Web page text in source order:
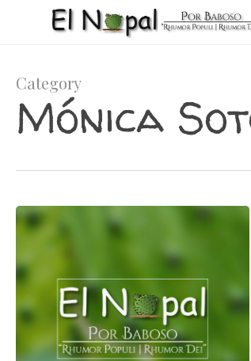
content
Category
Mónica